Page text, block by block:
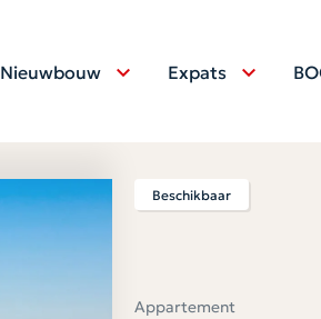
Nieuwbouw Expats
Beschikbaar
Appartement